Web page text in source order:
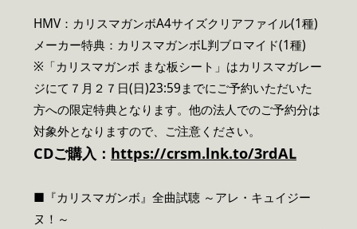
HMV：カリスマガンボA4サイズクリアファイル(1種) ​
メーカー特典：カリスマガンボL判ブロマイド(1種) ​
※「カリスマガンボ まな板シート」はカリスマガレー
ジにて７月２７日(日)23:59までにご予約いただいた
方への限定特典となります。他の法人でのご予約分は
対象外となりますので、ご注意ください。
CDご購入： https://crsm.lnk.to/3rdAL
■『カリスマガンボ』全曲試聴 ～アレ・キュイジー
ヌ！～